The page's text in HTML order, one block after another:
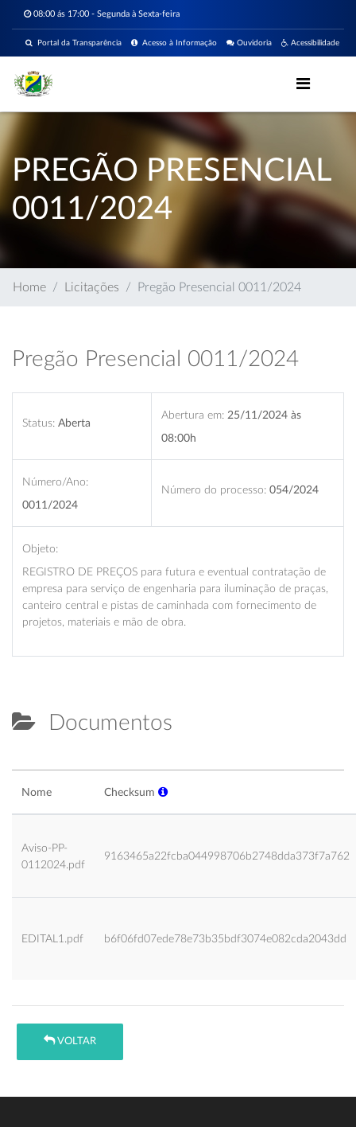
08:00 ás 17:00 - Segunda à Sexta-feira
Acessibilidade
Ouvidoria
Acesso à Informação
Portal da Transparência
PREGÃO PRESENCIAL
0011/2024
Home Licitações Pregão Presencial 0011/2024
Pregão Presencial 0011/2024
Status: Aberta
Abertura em: 25/11/2024 às
08:00h
Número/Ano:
0011/2024
Número do processo: 054/2024
Objeto:
REGISTRO DE PREÇOS para futura e eventual contratação de
empresa para serviço de engenharia para iluminação de praças,
canteiro central e pistas de caminhada com fornecimento de
projetos, materiais e mão de obra.
Documentos
Nome Checksum
Aviso-PP-
0112024.pdf
9163465a22fcba044998706b2748dda373f7a762
EDITAL1.pdf b6f06fd07ede78e73b35bdf3074e082cda2043dd
VOLTAR